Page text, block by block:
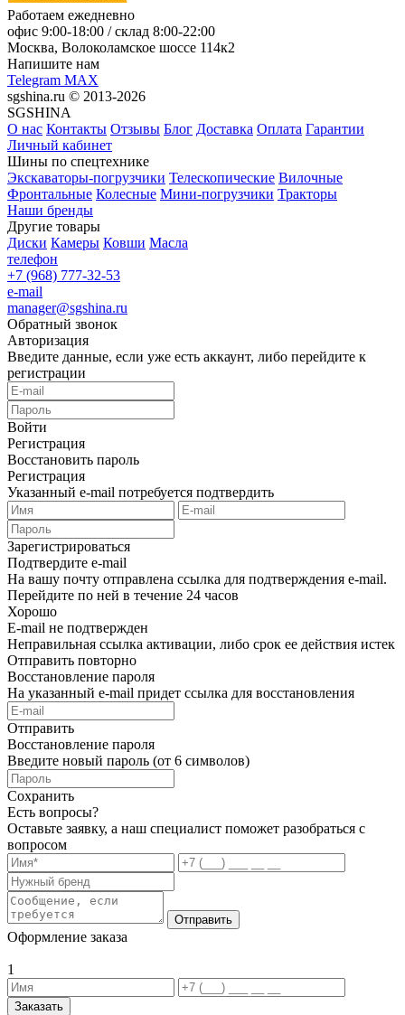
Работаем ежедневно
офис 9:00-18:00 / склад 8:00-22:00
Москва, Волоколамское шоссе 114к2
Напишите нам
Telegram MAX
sgshina.ru © 2013-2026
SGSHINA
О нас Контакты Отзывы Блог Доставка Оплата Гарантии
Личный кабинет
Шины по спецтехнике
Экскаваторы-погрузчики Телескопические Вилочные
Фронтальные Колесные Мини-погрузчики Тракторы
Наши бренды
Другие товары
Диски Камеры Ковши Масла
телефон
+7 (968) 777-32-53
e-mail
manager@sgshina.ru
Обратный звонок
Авторизация
Введите данные, если уже есть аккаунт, либо перейдите к
регистрации
Войти
Регистрация
Восстановить пароль
Регистрация
Указанный e-mail потребуется подтвердить
Зарегистрироваться
Подтвердите e-mail
На вашу почту отправлена ссылка для подтверждения e-mail.
Перейдите по ней в течение 24 часов
Хорошо
E-mail не подтвержден
Неправильная ссылка активации, либо срок ее действия истек
Отправить повторно
Восстановление пароля
На указанный e-mail придет ссылка для восстановления
Отправить
Восстановление пароля
Введите новый пароль (от 6 символов)
Сохранить
Есть вопросы?
Оставьте заявку, а наш специалист поможет разобраться с
вопросом
Отправить
Оформление заказа
1
Заказать